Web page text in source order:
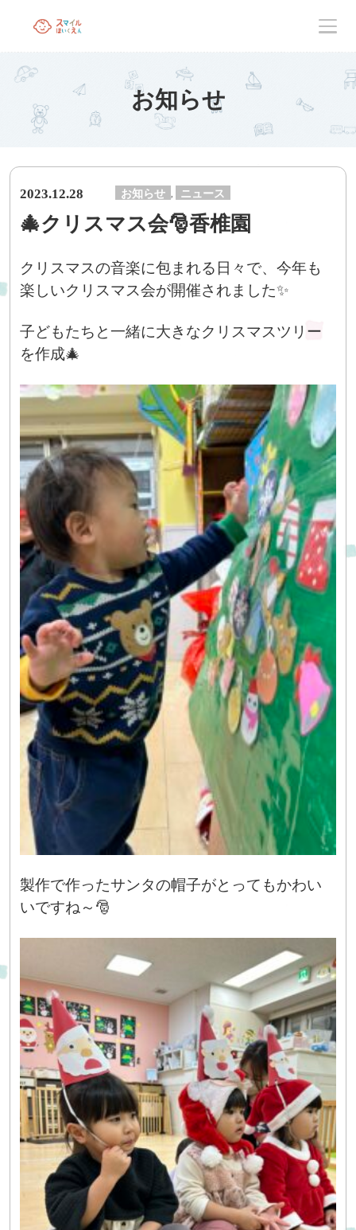
お知らせ
2023.12.28 お知らせ , ニュース
🎄クリスマス会🎅香椎園
クリスマスの音楽に包まれる日々で、今年も
楽しいクリスマス会が開催されました✨
子どもたちと一緒に大きなクリスマスツリー
を作成🎄
製作で作ったサンタの帽子がとってもかわい
いですね～🎅